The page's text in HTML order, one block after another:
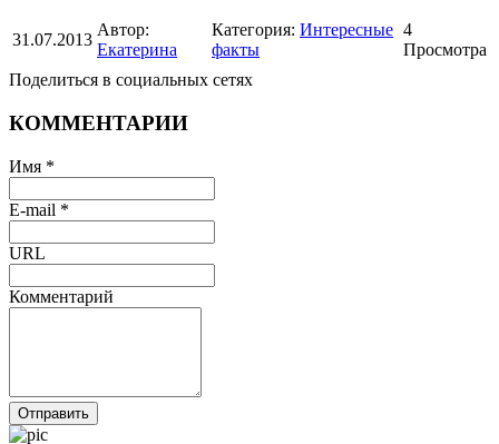
31.07.2013
Автор:
Екатерина
Категория: Интересные
факты
4
Просмотра
Поделиться в социальных сетях
КОММЕНТАРИИ
Имя *
E-mail *
URL
Комментарий